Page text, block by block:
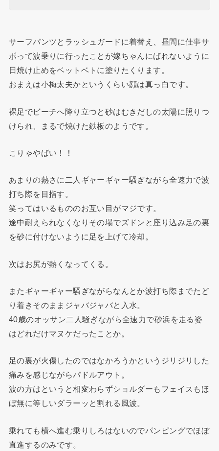
サーフパンツとラッシュガードに着替え、昼間に仕事サ
ボって波乗りに行ったことが嫁ちゃんにばれないように
日焼け止めをベットベトに塗りたくります。
おまえは小梅太夫かというくらい顔は真っ白です。
裸足でビーチへ降り立つと砂はむきだしの太陽に照りつ
けられ、まるで焼けた鉄板のようです。
こりゃやばい！！
あまりの熱さに二人ギャーギャー騒ぎながら全速力で波
打ち際を目指す。
笑ってはいるもののお互い目がマジです。
途中耐えられなくなりその場でズドンと座り込み足の裏
を砂に付けないように足を上げて冷却。
次はお尻が熱くなってくる。
またギャーギャー騒ぎながらなんとか波打ち際までたど
り着きそのままジャバジャバと入水。
40歳のオッサン二人騒ぎながら全速力で砂浜を走る姿
はどれだけマヌケだったことか。
足の裏が火傷したのではなかろうかというジリジリした
痛みを感じながらパドルアウト。
波の方はというと相変わらずショルダーもフェイスもほ
ぼ無に等しいダラーッと割れる風波。
乗れても横へ進む乗りしろはないのでパンピングでほぼ
直進するのみです。